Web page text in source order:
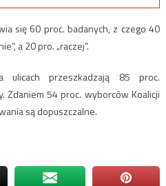
się 60 proc. badanych, z czego 40
a 20 pro. „raczej”.
ulicach przeszkadzają 85 proc.
Zdaniem 54 proc. wyborców Koalicji
są dopuszczalne.